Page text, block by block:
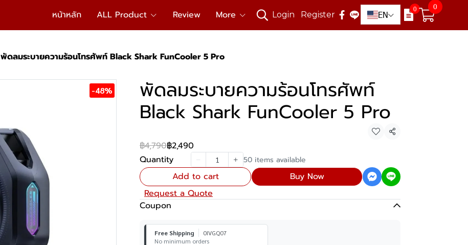
หน้าหลัก ALL Product Review More Login Register EN
0 0
พัดลมระบายความร้อนโทรศัพท์ Black Shark FunCooler 5 Pro
-48% พัดลมระบายความร้อนโทรศัพท์
Black Shark FunCooler 5 Pro
Share
฿4,790฿2,490
Quantity
50 items available
Add to cart
Buy Now
Request a Quote
Coupon
Free Shipping
0IVGQ07
No minimum orders